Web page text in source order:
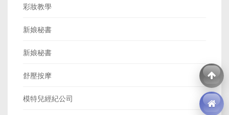
彩妝教學
新娘秘書
新娘秘書
舒壓按摩
模特兒經紀公司